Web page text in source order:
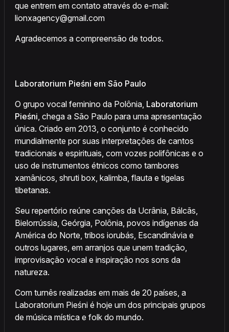
que entrem em contato através do e-mail:
lionxagency@gmail.com
Agradecemos a compreensão de todos.
Laboratorium Pieśni em São Paulo
O grupo vocal feminino da Polônia, Laboratorium
Pieśni, chega a São Paulo para uma apresentação
única. Criado em 2013, o conjunto é conhecido
mundialmente por suas interpretações de cantos
tradicionais e espirituais, com vozes polifônicas e o
uso de instrumentos étnicos como tambores
xamânicos, shruti box, kalimba, flauta e tigelas
tibetanas.
Seu repertório reúne canções da Ucrânia, Bálcãs,
Bielorrússia, Geórgia, Polônia, povos indígenas da
América do Norte, tribos iorubás, Escandinávia e
outros lugares, em arranjos que unem tradição,
improvisação vocal e inspiração nos sons da
natureza.
Com turnês realizadas em mais de 20 países, a
Laboratorium Pieśni é hoje um dos principais grupos
de música mística e folk do mundo.